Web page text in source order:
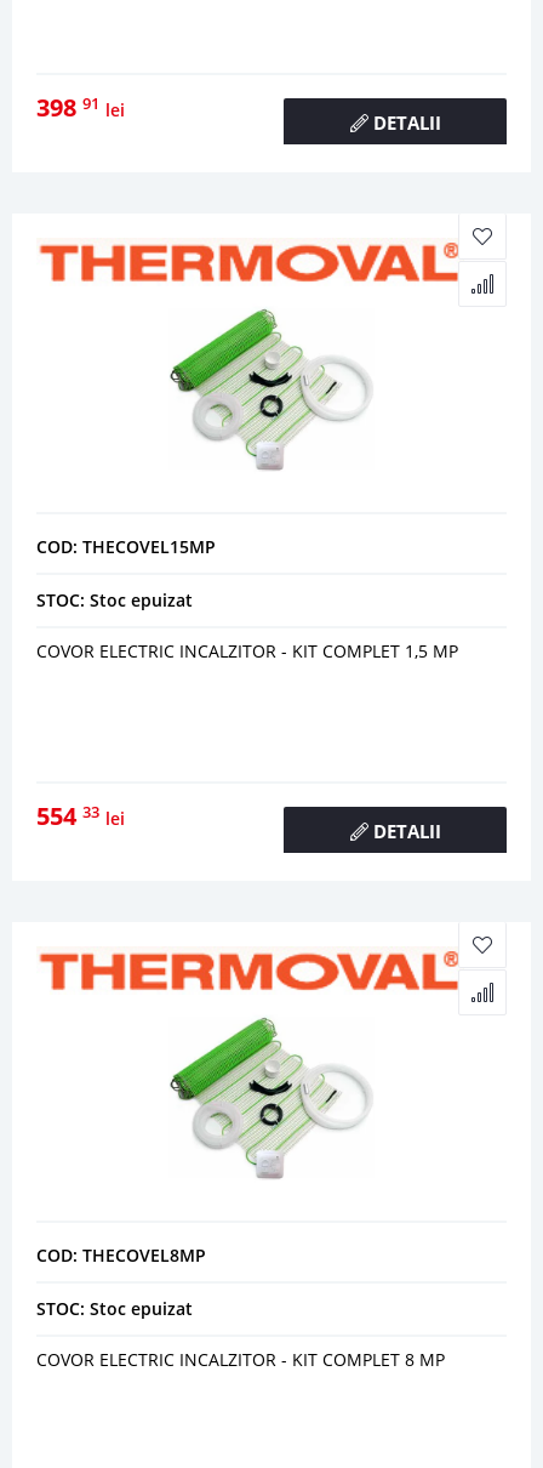
398 91 lei
DETALII
COD: THECOVEL15MP
STOC: Stoc epuizat
COVOR ELECTRIC INCALZITOR - KIT COMPLET 1,5 MP
554 33 lei
DETALII
COD: THECOVEL8MP
STOC: Stoc epuizat
COVOR ELECTRIC INCALZITOR - KIT COMPLET 8 MP